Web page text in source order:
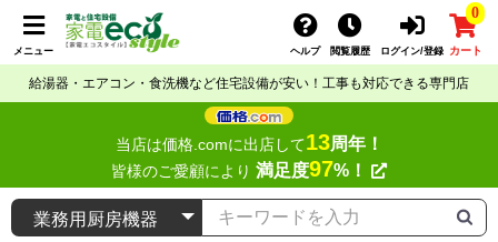
メニュー ヘルプ 閲覧履歴 ログイン/登録
0
カート
給湯器・エアコン・食洗機など住宅設備が安い！工事も対応できる専門店
当店は価格.comに出店して13周年！
皆様のご愛顧により 満足度97%！